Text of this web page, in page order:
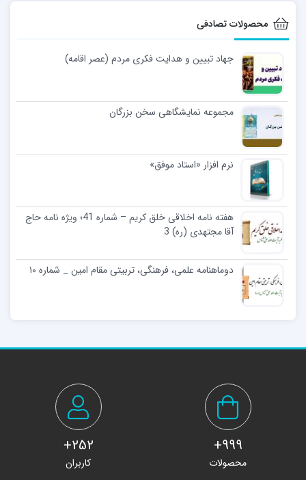
محصولات تصادفی
جهاد تبیین و هدایت فکری مردم (عصر اقامه)
مجموعه نمایشگاهی سخن بزرگان
نرم افزار «استاد موفق»
هفته نامه اخلاقی خلق کریم – شماره 41؛ ویژه نامه حاج
آقا مجتهدی (ره) 3
دوماهنامه علمی، فرهنگی، تربیتی مقام امین _ شماره ۱۰
999+
محصولات
252+
کاربران